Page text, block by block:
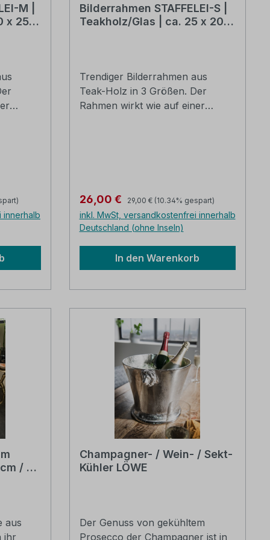
M |
x 25
innerhalb
Bilderrahmen STAFFELEI-S |
Teakholz/Glas | ca. 25 x 20
Trendiger Bilderrahmen aus
Teak-Holz in 3 Größen. Der
Rahmen wirkt wie auf einer
Jeder Rahmen ein Unikat. Die
Holzstaffelei wirkt durch das
verwendete Teak leicht
retromäßig. Teak-Holz-Unikate
Mitte) Die Lieferung erfolgt
Verkaufspreis:
26,00 € Regulärer Preis:
29,00 € (10.34% gespart)
inkl. MwSt, versandkostenfrei innerhalb
Deutschland (ohne Inseln)
In den Warenkorb
/ 87
aus
ihr
Champagner- / Wein- / Sekt-
Kühler LÖWE
Der Genuss von gekühltem
Prosecco der Champagner ist in